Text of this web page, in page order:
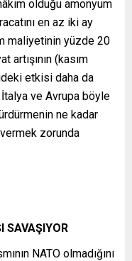
olduğu amonyum
en az iki ay
maliyetinin yüzde 20
artışının (kasım
etkisi daha da
ve Avrupa böyle
ne kadar
zorunda
SAVAŞIYOR
NATO olmadığını